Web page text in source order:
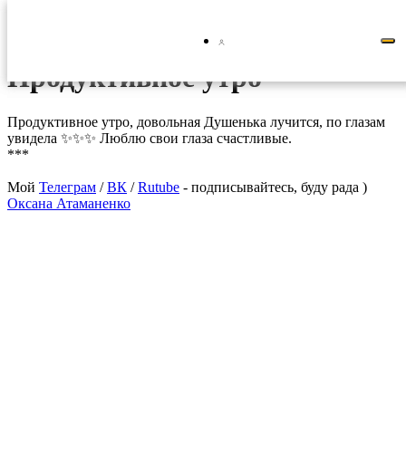
Продуктивное утро
Продуктивное утро, довольная Душенька лучится, по глазам
увидела ✨✨✨ Люблю свои глаза счастливые.
***
Мой Телеграм /ВК /Rutube - подписывайтесь, буду рада )
Оксана Атаманенко